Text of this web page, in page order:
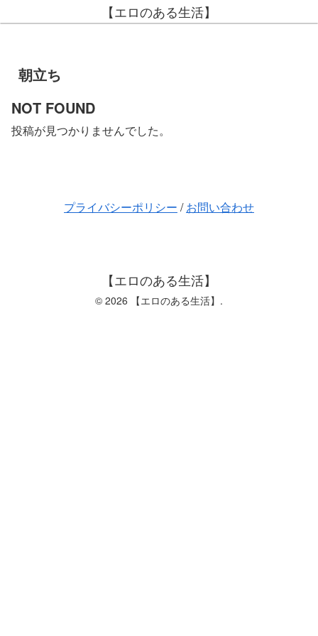
【エロのある生活】
朝立ち
NOT FOUND
投稿が見つかりませんでした。
プライバシーポリシー /お問い合わせ
【エロのある生活】
© 2026 【エロのある生活】.